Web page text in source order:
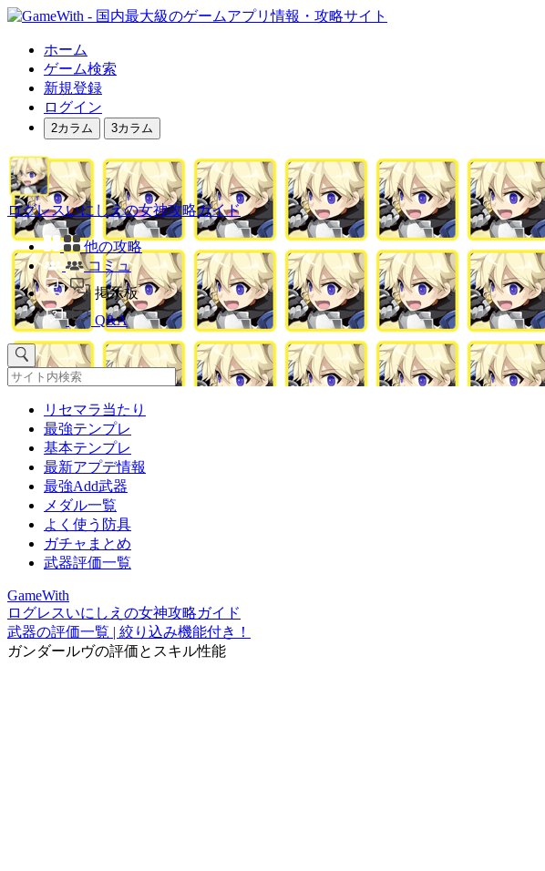
ホーム
ゲーム検索
新規登録
ログイン
2カラム 3カラム
ログレスいにしえの女神攻略ガイド
他の攻略
コミュ
掲示板
Q&A
リセマラ当たり
最強テンプレ
基本テンプレ
最新アプデ情報
最強Add武器
メダル一覧
よく使う防具
ガチャまとめ
武器評価一覧
GameWith
ログレスいにしえの女神攻略ガイド
武器の評価一覧 | 絞り込み機能付き！
ガンダールヴの評価とスキル性能